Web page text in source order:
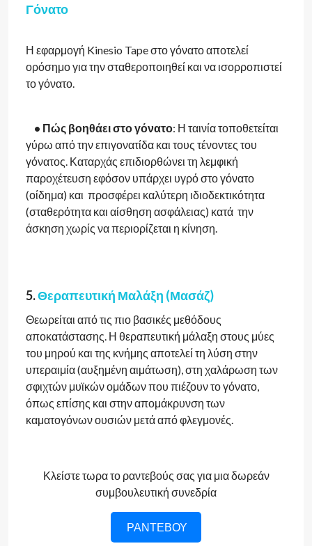
Γόνατο
Η εφαρμογή Kinesio Tape στο γόνατο αποτελεί
ορόσημο για την σταθεροποιηθεί και να ισορροπιστεί
το γόνατο.
• Πώς βοηθάει στο γόνατο: Η ταινία τοποθετείται
γύρω από την επιγονατίδα και τους τένοντες του
γόνατος. Καταρχάς επιδιορθώνει τη λεμφική
παροχέτευση εφόσον υπάρχει υγρό στο γόνατο
(οίδημα) και προσφέρει καλύτερη ιδιοδεκτικότητα
(σταθερότητα και αίσθηση ασφάλειας) κατά την
άσκηση χωρίς να περιορίζεται η κίνηση.
5.Θεραπευτική Μαλάξη (Μασάζ)
Θεωρείται από τις πιο βασικές μεθόδους
αποκατάστασης. Η θεραπευτική μάλαξη στους μύες
του μηρού και της κνήμης αποτελεί τη λύση στην
υπεραιμία (αυξημένη αιμάτωση), στη χαλάρωση των
σφιχτών μυϊκών ομάδων που πιέζουν το γόνατο,
όπως επίσης και στην απομάκρυνση των
καματογόνων ουσιών μετά από φλεγμονές.
Κλείστε τωρα το ραντεβούς σας για μια δωρεάν
συμβουλευτική συνεδρία
ΡΑΝΤΕΒΟΥ